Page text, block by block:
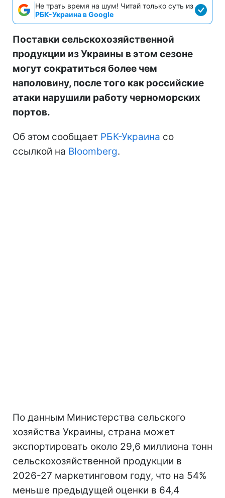
Не трать время на шум! Читай только суть из
РБК-Украина в Google
Поставки сельскохозяйственной
продукции из Украины в этом сезоне
могут сократиться более чем
наполовину, после того как российские
атаки нарушили работу черноморских
портов.
Об этом сообщает РБК-Украина со
ссылкой на Bloomberg.
По данным Министерства сельского
хозяйства Украины, страна может
экспортировать около 29,6 миллиона тонн
сельскохозяйственной продукции в
2026-27 маркетинговом году, что на 54%
меньше предыдущей оценки в 64,4